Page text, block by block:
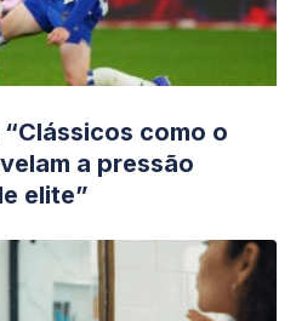
como o
a pressão
elite”